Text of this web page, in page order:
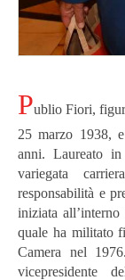
Publio Fiori,
25 marzo 1938,
anni. Laureato
variegata
responsabilità e
iniziata
quale ha militato
Camera nel
vicepresidente